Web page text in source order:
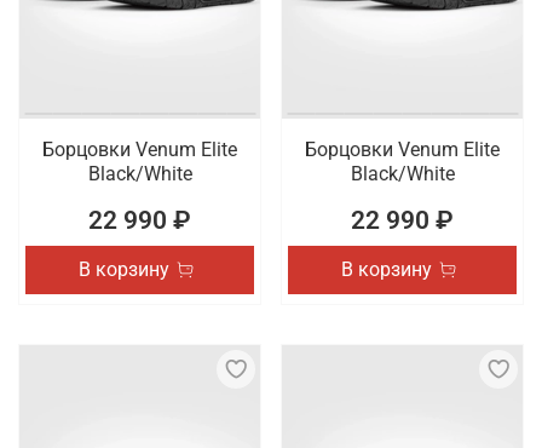
Борцовки Venum Elite
Black/White
22 990 ₽
В корзину
Борцовки Venum Elite
Black/White
22 990 ₽
В корзину